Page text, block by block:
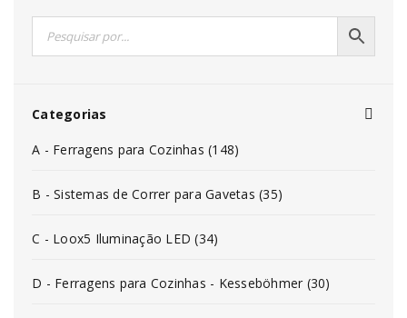
Categorias
A - Ferragens para Cozinhas (148)
B - Sistemas de Correr para Gavetas (35)
C - Loox5 Iluminação LED (34)
D - Ferragens para Cozinhas - Kesseböhmer (30)